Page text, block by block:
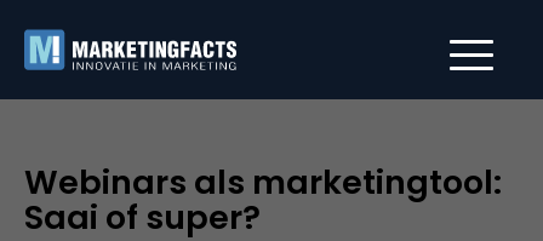
Webinars als marketingtool:
Saai of super?